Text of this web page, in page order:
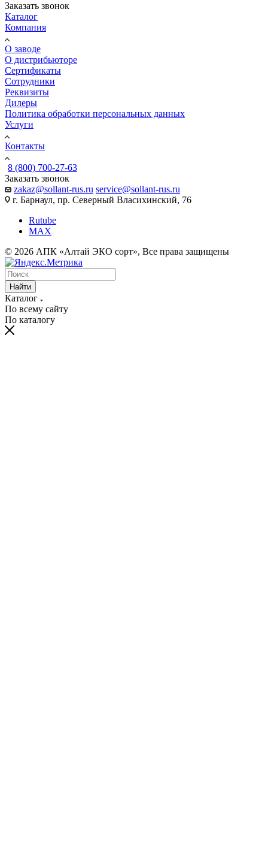
Заказать звонок
Каталог
Компания
О заводе
О дистрибьюторе
Сертификаты
Сотрудники
Реквизиты
Дилеры
Политика обработки персональных данных
Услуги
Контакты
8 (800) 700-27-63
Заказать звонок
zakaz@sollant-rus.ru service@sollant-rus.ru
г. Барнаул, пр. Северный Власихинский, 76
Rutube
MAX
© 2026 АПК «Алтай ЭКО сорт», Все права защищены
Найти
Каталог
По всему сайту
По каталогу